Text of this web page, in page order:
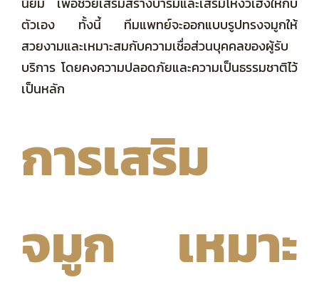
ตัวเอง ทั้งนี้ ทีมแพทย์จะออกแบบรูปทรงจมูกให้
สวยงามและเหมาะสมกับความเชื่อส่วนบุคคลของผู้รับ
บริการ โดยคงความปลอดภัยและความเป็นธรรมชาติไว้
เป็นหลัก
การเสริม
จมูก เหมาะ